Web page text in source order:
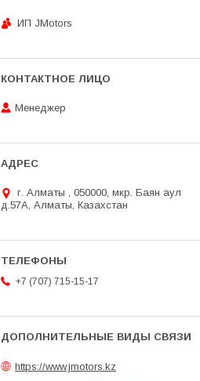
ИП JMotors
Менеджер
г. Алматы , 050000, мкр. Баян аул
д.57А, Алматы, Казахстан
+7 (707) 715-15-17
https://www.jmotors.kz